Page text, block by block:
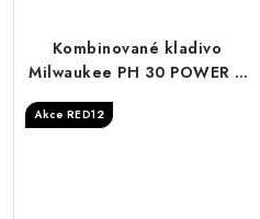
Kombinované kladivo
Milwaukee PH 30 POWER X
(SDS-plus)
Akce RED12